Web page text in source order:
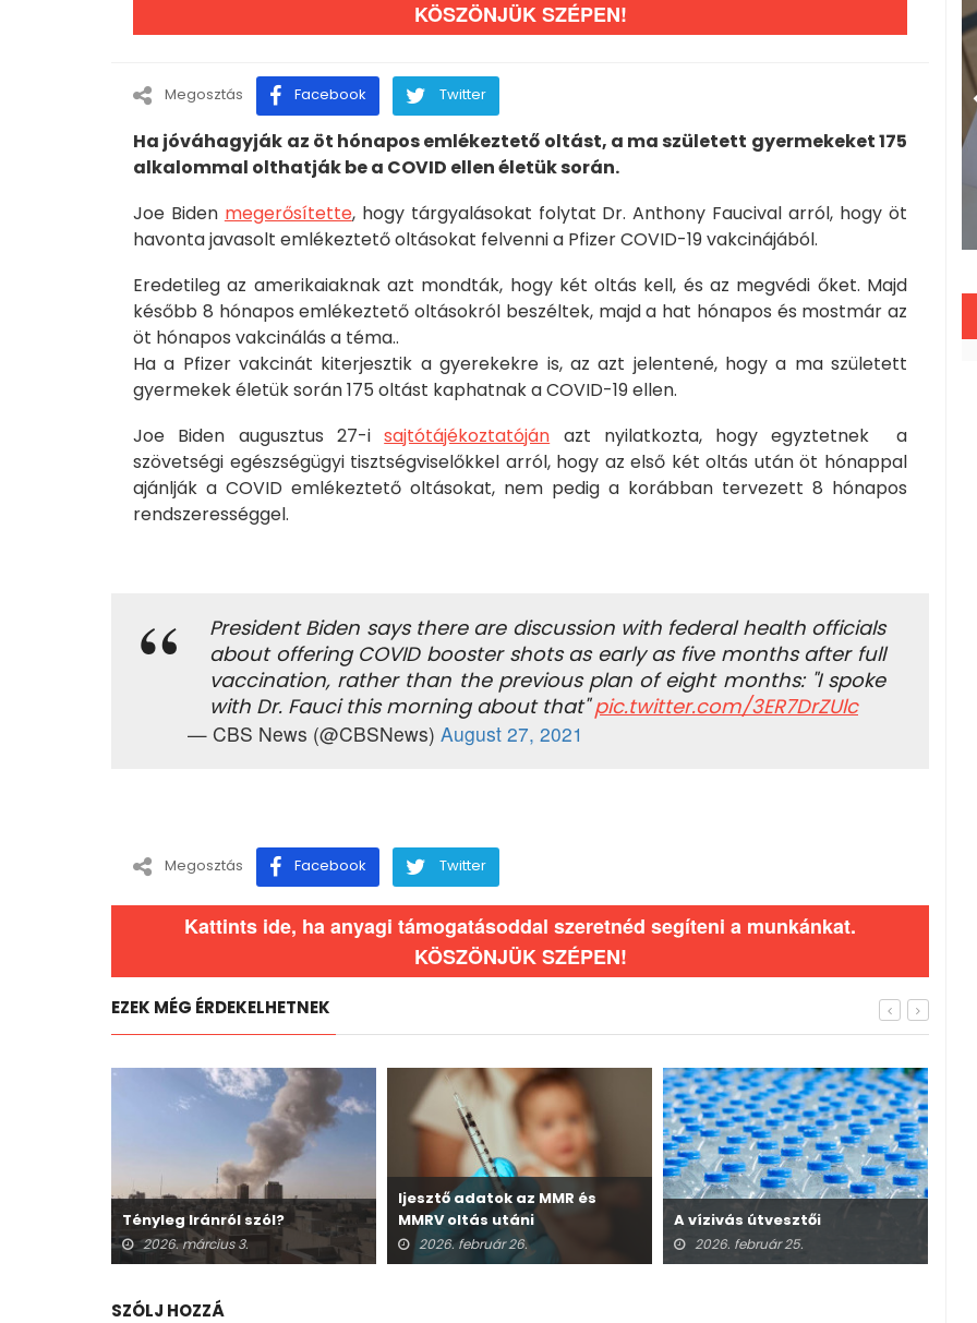
KÖSZÖNJÜK SZÉPEN!
Megosztás Facebook Twitter
Ha jóváhagyják az öt hónapos emlékeztető oltást, a ma született gyermekeket 175
alkalommal olthatják be a COVID ellen életük során.
Joe Biden megerősítette, hogy tárgyalásokat folytat Dr. Anthony Faucival arról, hogy öt
havonta javasolt emlékeztető oltásokat felvenni a Pfizer COVID-19 vakcinájából.
Eredetileg az amerikaiaknak azt mondták, hogy két oltás kell, és az megvédi őket. Majd
később 8 hónapos emlékeztető oltásokról beszéltek, majd a hat hónapos és mostmár az
öt hónapos vakcinálás a téma..
Ha a Pfizer vakcinát kiterjesztik a gyerekekre is, az azt jelentené, hogy a ma született
gyermekek életük során 175 oltást kaphatnak a COVID-19 ellen.
Joe Biden augusztus 27-isajtótájékoztatóján azt nyilatkozta, hogy egyztetnek a
szövetségi egészségügyi tisztségviselőkkel arról, hogy az első két oltás után öt hónappal
ajánlják a COVID emlékeztető oltásokat, nem pedig a korábban tervezett 8 hónapos
rendszerességgel.
President Biden says there are discussion with federal health officials
about offering COVID booster shots as early as five months after full
vaccination, rather than the previous plan of eight months: "I spoke
with Dr. Fauci this morning about that"pic.twitter.com/3ER7DrZUlc
— CBS News (@CBSNews) August 27, 2021
Megosztás Facebook Twitter
Kattints ide, ha anyagi támogatásoddal szeretnéd segíteni a munkánkat.
KÖSZÖNJÜK SZÉPEN!
EZEK MÉG ÉRDEKELHETNEK
Tényleg Iránról szól?
2026. március 3.
Ijesztő adatok az MMR és
MMRV oltás utáni
halálesetekről
2026. február 26.
A vízivás útvesztői
2026. február 25.
SZÓLJ HOZZÁ